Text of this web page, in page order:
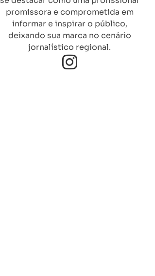
promissora e comprometida em
informar e inspirar o público,
deixando sua marca no cenário
jornalístico regional.